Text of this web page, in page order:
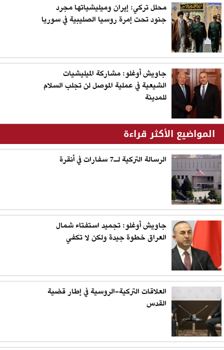
محلل تركي: إيران وميليشياتها مجرد
جنود تحت إمرة روسيا الصليبية في سوريا
جاويش أوغلو: مشاركة الميليشيات
الشيعية في عملية الموصل لن تجلب السلام
للمدينة
المواضيع الأكثر قراءة
الرسالة التركية لـ7 سفارات في أنقرة
جاويش أوغلو: تجميد استفتاء شمال
العراق خطوة جيدة ولكن لا تكفي
العلاقات التركية-الروسية في إطار قضية
القدس